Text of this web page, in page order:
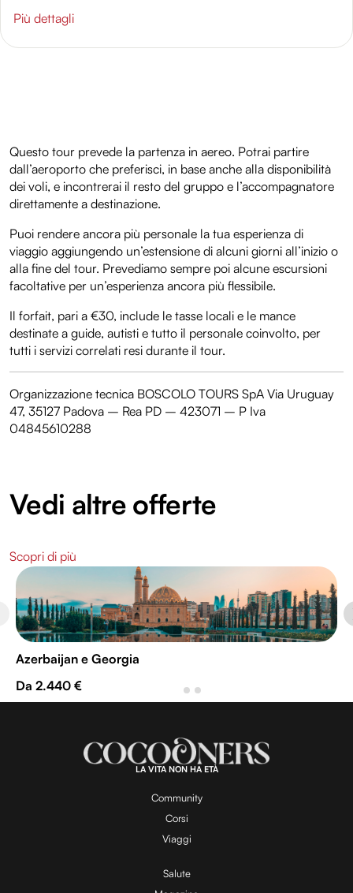
Più dettagli
Questo tour prevede la partenza in aereo. Potrai partire
dall’aeroporto che preferisci, in base anche alla disponibilità
dei voli, e incontrerai il resto del gruppo e l’accompagnatore
direttamente a destinazione.
Puoi rendere ancora più personale la tua esperienza di
viaggio aggiungendo un’estensione di alcuni giorni all’inizio o
alla fine del tour. Prevediamo sempre poi alcune escursioni
facoltative per un’esperienza ancora più flessibile.
Il forfait, pari a €30, include le tasse locali e le mance
destinate a guide, autisti e tutto il personale coinvolto, per
tutti i servizi correlati resi durante il tour.
Organizzazione tecnica BOSCOLO TOURS SpA Via Uruguay
47, 35127 Padova – Rea PD – 423071 – P Iva
04845610288
Vedi altre offerte
Scopri di più
Azerbaijan e Georgia
Da 2.440 €
LA VITA NON HA ETÀ
Community
Corsi
Viaggi
Salute